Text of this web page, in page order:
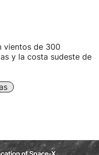
vientos de 300
y la costa sudeste de